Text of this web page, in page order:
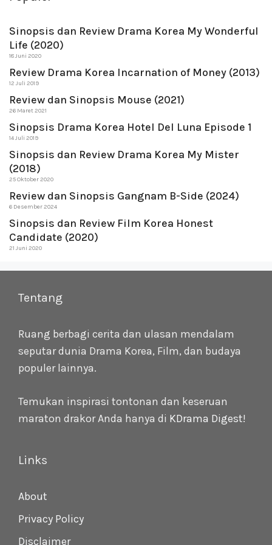
Sinopsis dan Review Drama Korea My Wonderful
Life (2020)
18 Juni 2020
Review Drama Korea Incarnation of Money (2013)
12 Juli 2019
Review dan Sinopsis Mouse (2021)
26 Maret 2021
Sinopsis Drama Korea Hotel Del Luna Episode 1
14 Juli 2019
Sinopsis dan Review Drama Korea My Mister
(2018)
25 Oktober 2020
Review dan Sinopsis Gangnam B-Side (2024)
6 Desember 2024
Sinopsis dan Review Film Korea Honest
Candidate (2020)
21 Juni 2020
Tentang
Ruang berbagi cerita dan ulasan mendalam
seputar dunia Drama Korea, Film, dan budaya
populer lainnya.
Temukan inspirasi tontonan dan keseruan
maraton drakor Anda hanya di KDrama Digest!
Links
About
Privacy Policy
Disclaimer